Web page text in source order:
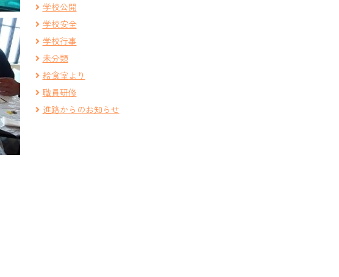
学校公開
学校安全
学校行事
未分類
給食室より
職員研修
進路からのお知らせ